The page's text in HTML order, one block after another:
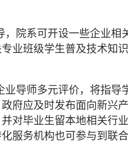
院系可开设一些企业相
业班级学生普及技术知
导师多元评价，将指导
府应及时发布面向新兴
对毕业生留本地相关行
服务机构也可参与到联